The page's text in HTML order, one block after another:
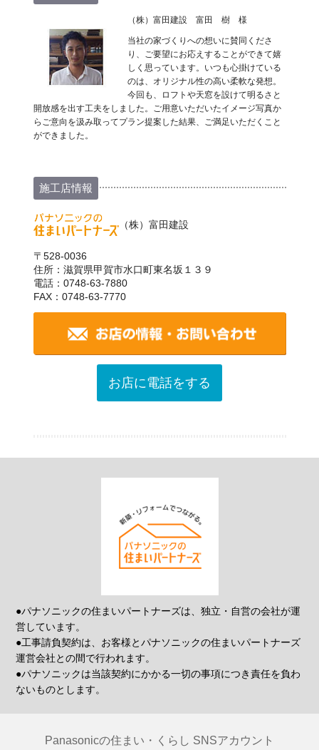
（株）富田建設 富田 樹 様
当社の家づくりへの想いに賛同くださ
り、ご要望にお応えすることができて嬉
しく思っています。いつも心掛けている
のは、オリジナル性の高い柔軟な発想。
今回も、ロフトや天窓を設けて明るさと
開放感を出す工夫をしました。ご用意いただいたイメージ写真か
らご意向を汲み取ってプラン提案した結果、ご満足いただくこと
ができました。
施工店情報
（株）富田建設
〒528-0036
住所：滋賀県甲賀市水口町東名坂１３９
電話：0748-63-7880
FAX：0748-63-7770
お店に電話をする
●パナソニックの住まいパートナーズは、独立・自営の会社が運
営しています。
●工事請負契約は、お客様とパナソニックの住まいパートナーズ
運営会社との間で行われます。
●パナソニックは当該契約にかかる一切の事項につき責任を負わ
ないものとします。
Panasonicの住まい・くらし SNSアカウント